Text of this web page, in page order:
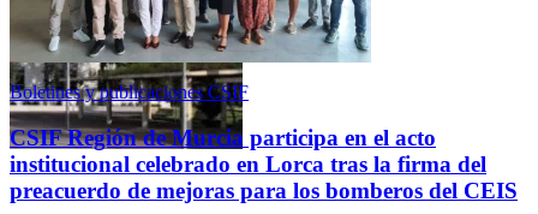
Boletines y publicaciones CSIF
CSIF Región de Murcia participa en el acto
institucional celebrado en Lorca tras la firma del
preacuerdo de mejoras para los bomberos del CEIS